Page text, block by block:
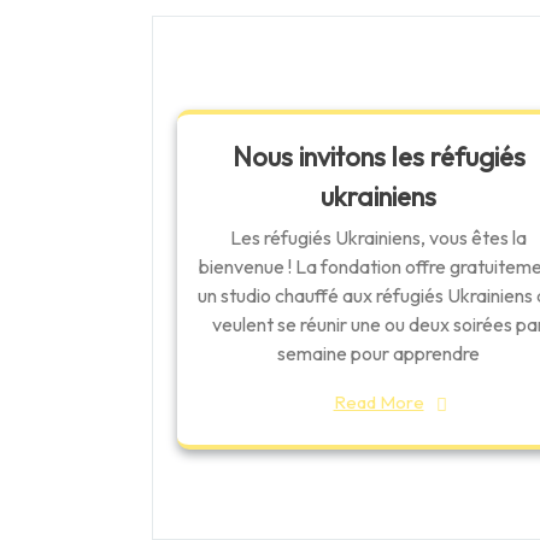
Nous invitons les réfugiés
ukrainiens
Les réfugiés Ukrainiens, vous êtes la
bienvenue ! La fondation offre
un studio chauffé aux réfugiés Ukrainiens
veulent se réunir une ou deux soirées
semaine pour apprendre
Read More